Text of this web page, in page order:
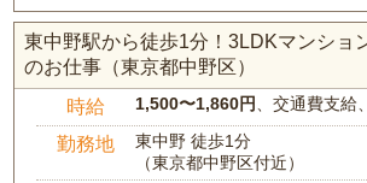
東中野駅から徒歩1分！3LDKマンショ
のお仕事（東京都中野区）
時給 1,500〜1,860円 、交通費支給
勤務地
東中野 徒歩1分
（東京都中野区付近）